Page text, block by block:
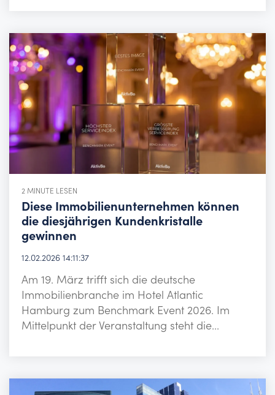
2 MINUTE LESEN
Diese Immobilienunternehmen können
die diesjährigen Kundenkristalle
gewinnen
12.02.2026 14:11:37
Am 19. März trifft sich die deutsche
Immobilienbranche im Hotel Atlantic
Hamburg zum Benchmark Event 2026. Im
Mittelpunkt der Veranstaltung steht die...